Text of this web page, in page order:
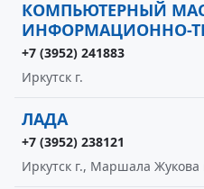
КОМПЬЮТЕРНЫЙ
ИНФОРМАЦИОННО-
+7 (3952) 241883
Иркутск г.
ЛАДА
+7 (3952) 238121
Иркутск г., Маршала Жукова